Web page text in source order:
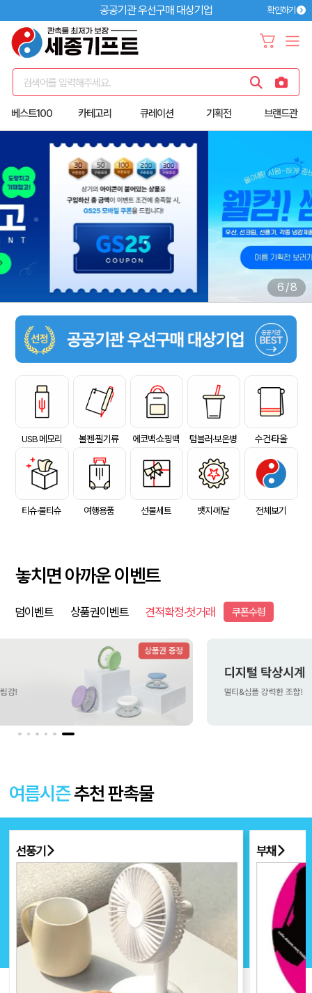
공공기관 우선구매 대상기업 확인하기
검색어를 입력해주세요.
베스트100 카테고리 큐레이션 기획전 브랜드관
6/8
USB 메모리 볼펜·필기류 에코백·쇼핑백 텀블러·보온병 수건·타올
티슈·물티슈 여행용품 선물세트 뱃지·메달 전체보기
놓치면 아까운 이벤트
덤이벤트 상품권이벤트 견적확정·첫거래 쿠폰수령
여름시즌추천 판촉물
선풍기 부채